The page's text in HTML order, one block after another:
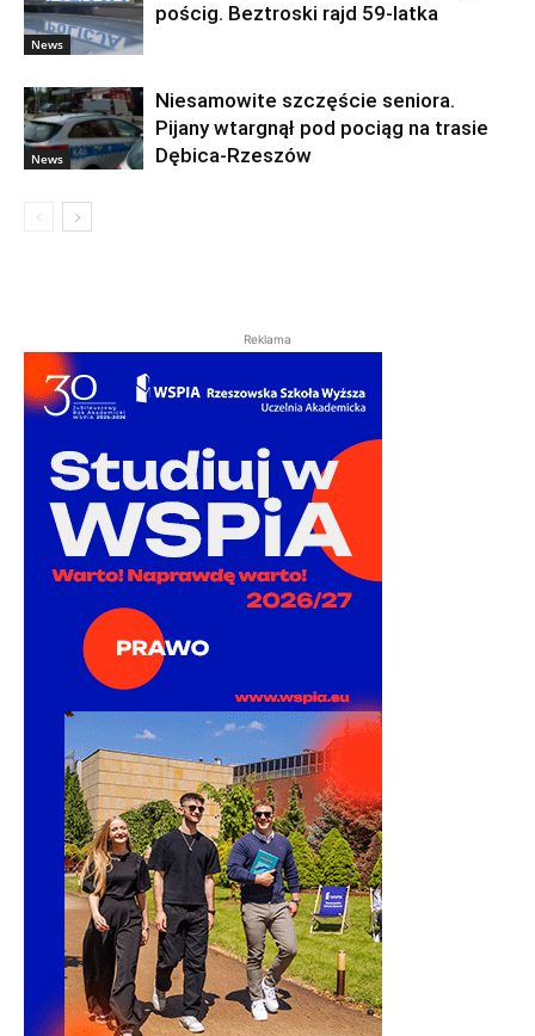
News
pościg. Beztroski rajd 59-latka
News
Niesamowite szczęście seniora.
Pijany wtargnął pod pociąg na trasie
Dębica-Rzeszów
Reklama